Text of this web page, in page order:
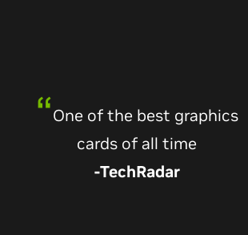
Stellar performance
-Gizmodo